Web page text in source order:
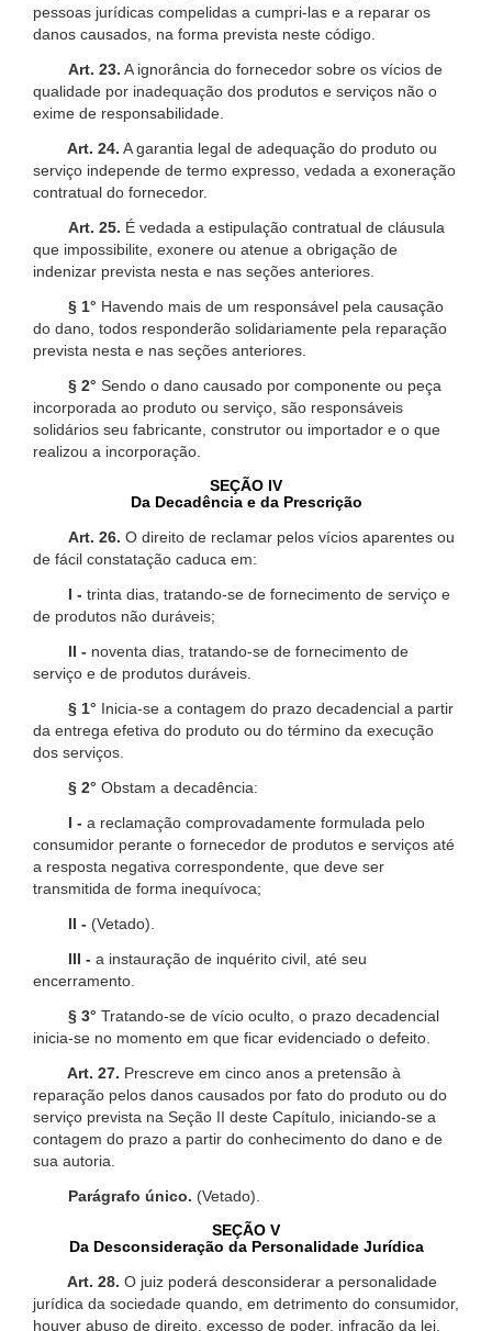
pessoas jurídicas compelidas a cumpri-las e a reparar os
danos causados, na forma prevista neste código.
Art. 23. A ignorância do fornecedor sobre os vícios de
qualidade por inadequação dos produtos e serviços não o
exime de responsabilidade.
Art. 24. A garantia legal de adequação do produto ou
serviço independe de termo expresso, vedada a exoneração
contratual do fornecedor.
Art. 25. É vedada a estipulação contratual de cláusula
que impossibilite, exonere ou atenue a obrigação de
indenizar prevista nesta e nas seções anteriores.
§ 1° Havendo mais de um responsável pela causação
do dano, todos responderão solidariamente pela reparação
prevista nesta e nas seções anteriores.
§ 2° Sendo o dano causado por componente ou peça
incorporada ao produto ou serviço, são responsáveis
solidários seu fabricante, construtor ou importador e o que
realizou a incorporação.
SEÇÃO IV
Da Decadência e da Prescrição
Art. 26. O direito de reclamar pelos vícios aparentes ou
de fácil constatação caduca em:
I - trinta dias, tratando-se de fornecimento de serviço e
de produtos não duráveis;
II - noventa dias, tratando-se de fornecimento de
serviço e de produtos duráveis.
§ 1° Inicia-se a contagem do prazo decadencial a partir
da entrega efetiva do produto ou do término da execução
dos serviços.
§ 2° Obstam a decadência:
I - a reclamação comprovadamente formulada pelo
consumidor perante o fornecedor de produtos e serviços até
a resposta negativa correspondente, que deve ser
transmitida de forma inequívoca;
II - (Vetado).
III - a instauração de inquérito civil, até seu
encerramento.
§ 3° Tratando-se de vício oculto, o prazo decadencial
inicia-se no momento em que ficar evidenciado o defeito.
Art. 27. Prescreve em cinco anos a pretensão à
reparação pelos danos causados por fato do produto ou do
serviço prevista na Seção II deste Capítulo, iniciando-se a
contagem do prazo a partir do conhecimento do dano e de
sua autoria.
Parágrafo único. (Vetado).
SEÇÃO V
Da Desconsideração da Personalidade Jurídica
Art. 28. O juiz poderá desconsiderar a personalidade
jurídica da sociedade quando, em detrimento do consumidor,
houver abuso de direito, excesso de poder, infração da lei,